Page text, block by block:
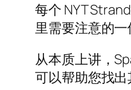
每个 NYT
里需要注意的一
从本质上讲，
可以帮助您找出